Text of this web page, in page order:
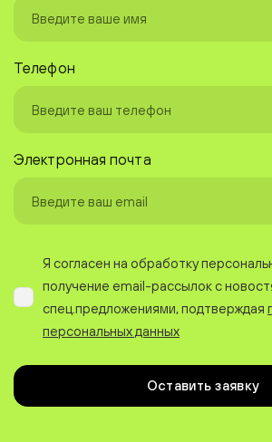
Телефон
Электронная почта
Я согласен на обработку
получение email-рассылок с
спец.предложениями, подтверждая
персональных данных
Оставить заявку